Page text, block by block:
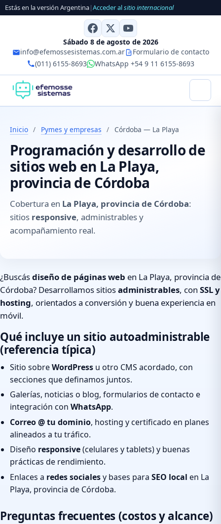
Estás en la versión Argentina|Acceder alsitio internacional
Sábado 8 de agosto de 2026
info@efemossesistemas.com.ar
Formulario de contacto
(011) 6155-8693
WhatsApp +54 9 11 6155-8693
Inicio / Pymes y empresas / Córdoba — La Playa
Programación y desarrollo de
sitios web en La Playa,
provincia de Córdoba
Cobertura en La Playa, provincia de Córdoba:
sitios responsive, administrables y
acompañamiento real.
¿Buscásdiseño de páginas web en La Playa, provincia de
Córdoba? Desarrollamos sitiosadministrables, con SSL y
hosting, orientados a conversión y buena experiencia en
móvil.
Qué incluye un sitio autoadministrable
(referencia típica)
Sitio sobreWordPress u otro CMS acordado, con
secciones que definamos juntos.
Galerías, noticias o blog, formularios de contacto e
integración con WhatsApp.
Correo @ tu dominio, hosting y certificado en planes
alineados a tu tráfico.
Diseño responsive(celulares y tablets) y buenas
prácticas de rendimiento.
Enlaces a redes socialesy bases para SEO local en La
Playa, provincia de Córdoba.
Preguntas frecuentes (costos y alcance)